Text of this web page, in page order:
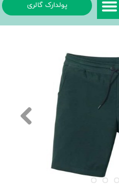
پولدارک گالری